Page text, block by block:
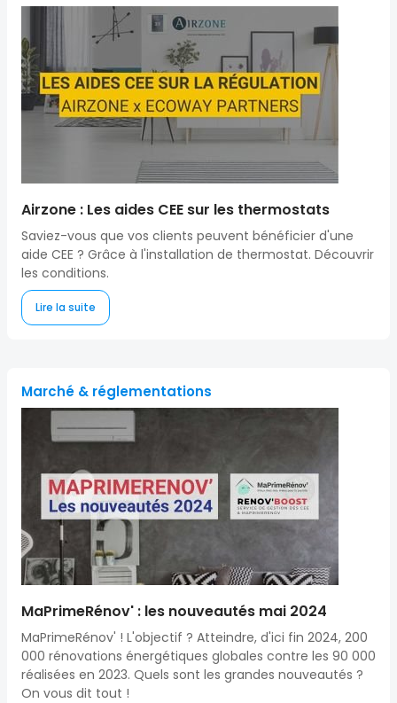
Airzone : Les aides CEE sur les thermostats
Saviez-vous que vos clients peuvent bénéficier d'une
aide CEE ? Grâce à l'installation de thermostat. Découvrir
les conditions.
Lire la suite
Marché & réglementations
MaPrimeRénov' : les nouveautés mai 2024
MaPrimeRénov' ! L'objectif ? Atteindre, d'ici fin 2024, 200
000 rénovations énergétiques globales contre les 90 000
réalisées en 2023. Quels sont les grandes nouveautés ?
On vous dit tout !